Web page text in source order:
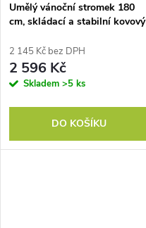
Umělý vánoční stromek 180
cm, skládací a stabilní kovový
ozdoby, zelený
2 145 Kč bez DPH
2 596 Kč
Skladem >5 ks
DO KOŠÍKU